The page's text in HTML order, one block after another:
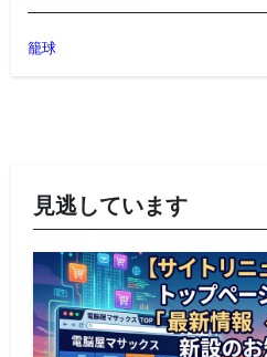
籠球
見逃しています